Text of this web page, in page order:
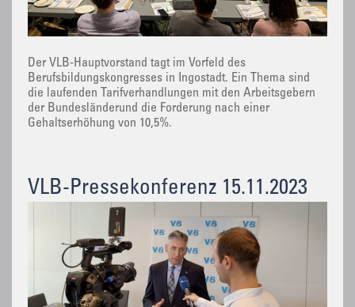
Der VLB-Hauptvorstand tagt im Vorfeld des
Berufsbildungskongresses in Ingostadt. Ein Thema sind
die laufenden Tarifverhandlungen mit den Arbeitsgebern
der Bundesländerund die Forderung nach einer
Gehaltserhöhung von 10,5%.
VLB-Pressekonferenz 15.11.2023